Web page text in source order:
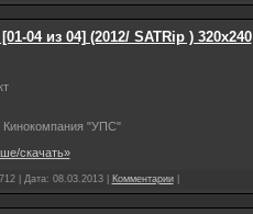
04 из 04] (2012/ SATRip ) 320х240
"УПС"
скачать»
| Дата: 08.03.2013| Комментарии|